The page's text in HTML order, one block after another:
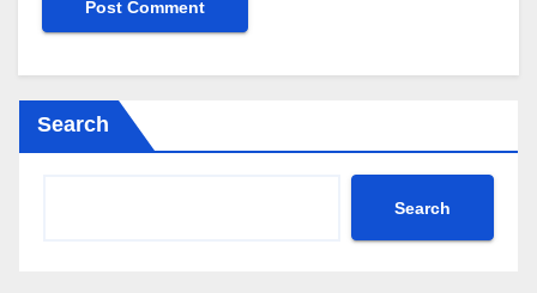
Search
Search